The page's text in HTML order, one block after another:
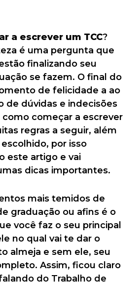
a escrever um TCC?
é uma pergunta que
finalizando seu
se fazem. O final do
de felicidade a ao
de dúvidas e indecisões
como começar a escrever
regras a seguir, além
por isso
este artigo e vai
dicas importantes.
mais temidos de
graduação ou afins é o
você faz o seu principal
no qual vai te dar o
almeja e sem ele, seu
Assim, ficou claro
do Trabalho de